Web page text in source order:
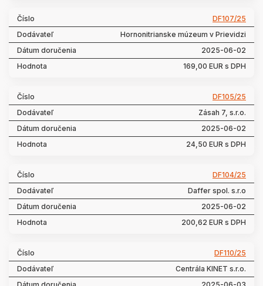
DF107/25
Hornonitrianske múzeum v Prievidzi
2025-06-02
169,00 EUR s DPH
DF105/25
Zásah 7, s.r.o.
2025-06-02
24,50 EUR s DPH
DF104/25
Daffer spol. s.r.o
2025-06-02
200,62 EUR s DPH
DF110/25
Centrála KINET s.r.o.